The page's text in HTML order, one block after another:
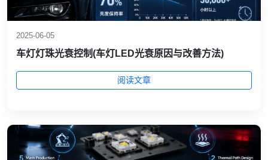
2025-06-05
车灯灯珠光衰控制(车灯LED光衰原因与改善方法)
阅读文章